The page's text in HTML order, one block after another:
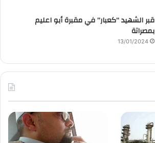
قبر الشهيد “كعبار” في مقبرة أبو اعليم
بمصراتة
13/01/2024